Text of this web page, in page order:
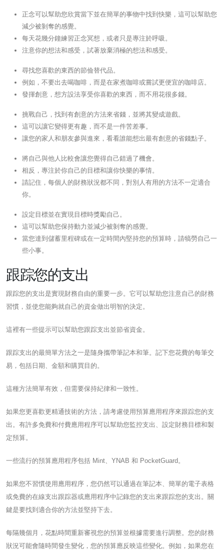
正念可以幫助您欣賞當下並在簡單的事物中找到快樂，這可以幫助您
減少被剝奪的感覺。
每天花幾分鐘練習正念冥想，或者只是專注於呼吸。
注意你的想法和感受，試著放棄消極的想法和感受。
尋找您喜歡的東西的節儉替代品。
例如，不要出去喝咖啡，而是在家煮咖啡或嘗試更便宜的咖啡店。
發揮創意，想方設法享受你喜歡的東西，而不用花很多錢。
挑戰自己，找到有創意的方法來省錢，並將其變成遊戲。
這可以讓它變得更有趣，而不是一件苦差事。
讓您的家人和朋友參與進來，看看誰能想出最有創意的省錢點子。
將自己與他人比較會讓您覺得自己錯過了機會。
相反，專注於你自己的目標和讓你快樂的事情。
請記住，每個人的財務狀況都不同，對別人有用的方法不一定適合
你。
設定目標並在實現目標時獎勵自己。
這可以幫助您保持動力並減少被剝奪的感覺。
當您達到儲蓄里程碑或在一定時間內堅持您的預算時，請犒勞自己一
些小事。
跟踪您的支出
跟踪您的支出是實現財務自由的重要一步。它可以幫助您注意自己的財務
習慣，並使您能夠就自己的資金做出明智的決定。
這裡有一些提示可以幫助您跟踪支出並節省資金。
跟踪支出的最簡單方法之一是隨身攜帶筆記本和筆。記下您花費的每筆交
易，包括日期、金額和購買目的。
這種方法簡單有效，但需要保持紀律和一致性。
如果您更喜歡更精通技術的方法，請考慮使用預算應用程序來跟踪您的支
出。有許多免費和付費應用程序可以幫助您監控支出、設定財務目標和製
定預算。
一些流行的預算應用程序包括 Mint、YNAB 和 PocketGuard。
如果您不習慣使用應用程序，您仍然可以通過在筆記本、簡單的電子表格
或免費的在線支出跟踪器或應用程序中記錄您的支出來跟踪您的支出。關
鍵是要找到適合你的方法並堅持下去。
每隔幾個月，花點時間重新審視您的預算並根據需要進行調整。您的財務
狀況可能會隨時間發生變化，您的預算應反映這些變化。例如，如果您在